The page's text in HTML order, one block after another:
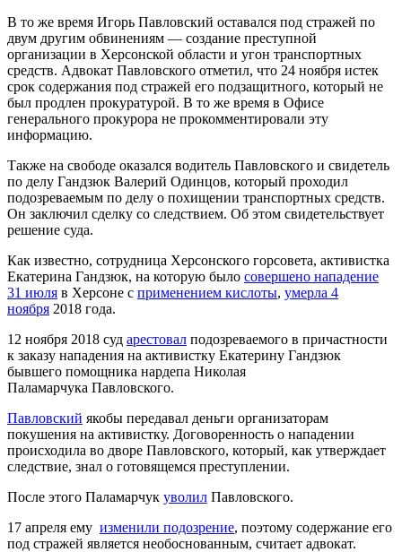
В то же время Игорь Павловский оставался под стражей по
двум другим обвинениям — создание преступной
организации в Херсонской области и угон транспортных
средств. Адвокат Павловского отметил, что 24 ноября истек
срок содержания под стражей его подзащитного, который не
был продлен прокуратурой. В то же время в Офисе
генерального прокурора не прокомментировали эту
информацию.
Также на свободе оказался водитель Павловского и свидетель
по делу Гандзюк Валерий Одинцов, который проходил
подозреваемым по делу о похищении транспортных средств.
Он заключил сделку со следствием. Об этом свидетельствует
решение суда.
Как известно, сотрудница Херсонского горсовета, активистка
Екатерина Гандзюк, на которую было совершено нападение
31 июля в Херсоне с применением кислоты, умерла 4
ноября 2018 года.
12 ноября 2018 суд арестовал подозреваемого в причастности
к заказу нападения на активистку Екатерину Гандзюк
бывшего помощника нардепа Николая
Паламарчука Павловского.
Павловский якобы передавал деньги организаторам
покушения на активистку. Договоренность о нападении
происходила во дворе Павловского, который, как утверждает
следствие, знал о готовящемся преступлении.
После этого Паламарчук уволил Павловского.
17 апреля ему изменили подозрение, поэтому содержание его
под стражей является необоснованным, считает адвокат.